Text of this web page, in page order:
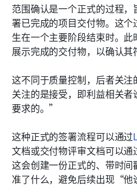
范围确认是一个正式的过程
署已完成的项目交付物。这
生在一个主要阶段结束时。
展示完成的交付物，以确认其
这不同于质量控制，后者关
关注的是接受，即利益相关
要求的。”
这种正式的签署流程可以通过
文档或交付物评审文档可以通
这会创建一份正式的、带时
准了什么，避免后续出现“他